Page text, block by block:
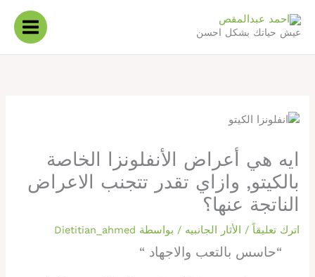
إلى
المحتوى
عيش حياتك بشكل احسن
ايه هي أعراض الأنفلونزا الخاصة
بالكيتو, وازاي تقدر تتجنب الاعراض
الناتجة عنها؟
اترك تعليقاً / الأثار الجانبيه / بواسطة Dietitian_ahmed
“حاسس بالتعب والاجهاد “